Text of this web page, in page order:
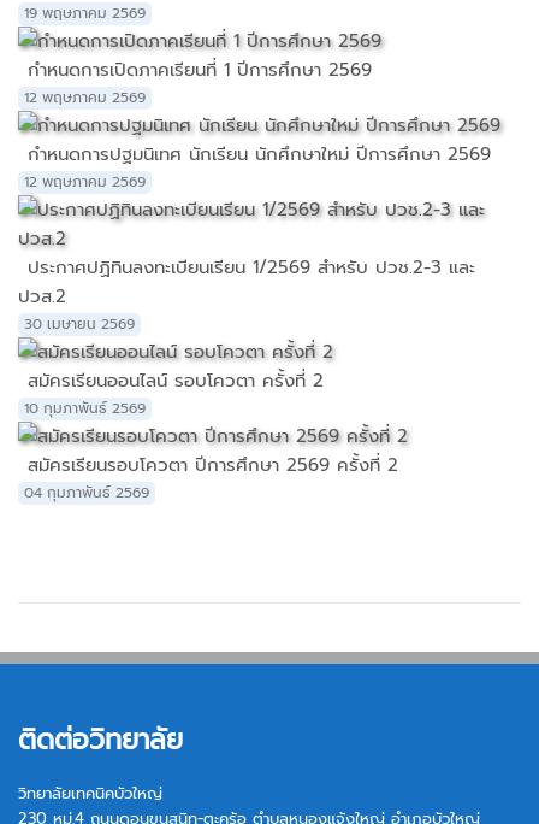
19 พฤษภาคม 2569
กำหนดการเปิดภาคเรียนที่ 1 ปีการศึกษา 2569
12 พฤษภาคม 2569
กำหนดการปฐมนิเทศ นักเรียน นักศึกษาใหม่ ปีการศึกษา 2569
12 พฤษภาคม 2569
ประกาศปฏิทินลงทะเบียนเรียน 1/2569 สำหรับ ปวช.2-3 และ
ปวส.2
30 เมษายน 2569
สมัครเรียนออนไลน์ รอบโควตา ครั้งที่ 2
10 กุมภาพันธ์ 2569
สมัครเรียนรอบโควตา ปีการศึกษา 2569 ครั้งที่ 2
04 กุมภาพันธ์ 2569
ติดต่อวิทยาลัย
วิทยาลัยเทคนิคบัวใหญ่
230 หมู่.4 ถนนดอนขุนสนิท-ตะคร้อ ตำบลหนองแจ้งใหญ่ อำเภอบัวใหญ่